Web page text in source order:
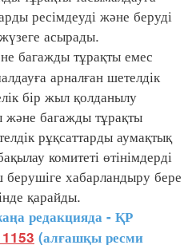
ресімдеуді және беруді
асырады.
тұрақты емес
арналған шетелдік
бір жыл қолданылу
багажды тұрақты
рұқсаттарды аумақтық
комитеті өтінімдерді
берушіге хабарландыру бере
қарайды.
редакцияда - ҚР
(алғашқы ресми